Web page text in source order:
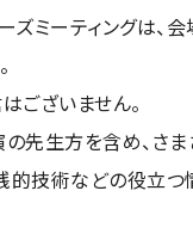
(TEM)
ト
ェビナー
ズミーティングは、
ございません。
先生方を含め、さ
的技術などの役立つ